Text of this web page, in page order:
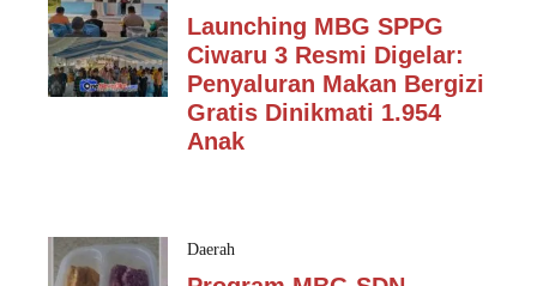
Launching MBG SPPG
Ciwaru 3 Resmi Digelar:
Penyaluran Makan Bergizi
Gratis Dinikmati 1.954
Anak
Daerah